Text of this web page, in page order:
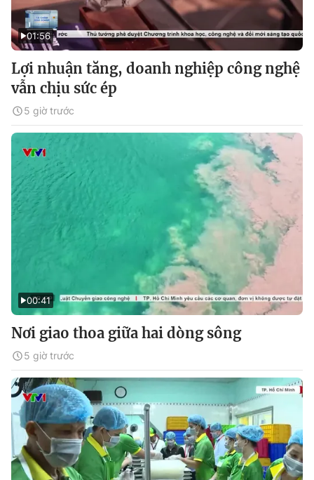
01:56
Lợi nhuận tăng, doanh nghiệp công nghệ
vẫn chịu sức ép
5 giờ trước
00:41
Nơi giao thoa giữa hai dòng sông
5 giờ trước